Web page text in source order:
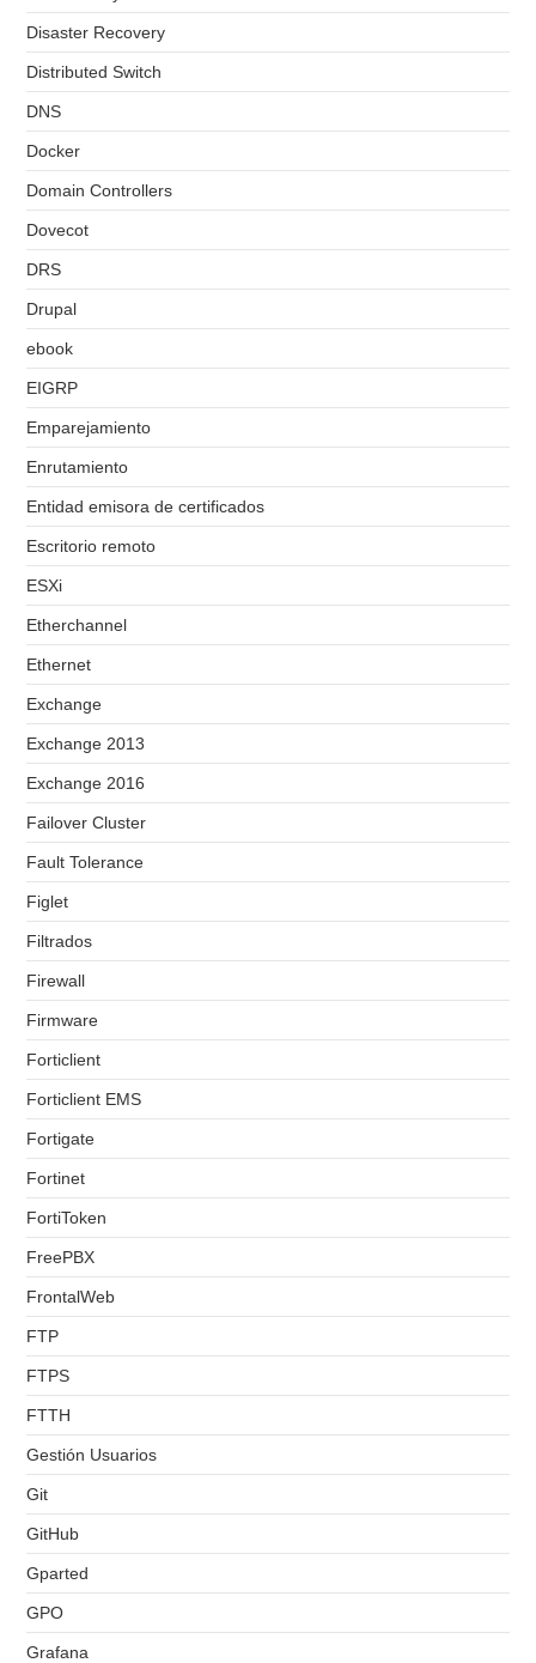
Disaster Recovery
Distributed Switch
DNS
Docker
Domain Controllers
Dovecot
DRS
Drupal
ebook
EIGRP
Emparejamiento
Enrutamiento
Entidad emisora de certificados
Escritorio remoto
ESXi
Etherchannel
Ethernet
Exchange
Exchange 2013
Exchange 2016
Failover Cluster
Fault Tolerance
Figlet
Filtrados
Firewall
Firmware
Forticlient
Forticlient EMS
Fortigate
Fortinet
FortiToken
FreePBX
FrontalWeb
FTP
FTPS
FTTH
Gestión Usuarios
Git
GitHub
Gparted
GPO
Grafana